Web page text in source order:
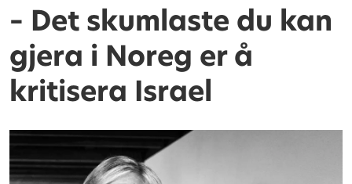
– Det skumlaste du kan
gjera i Noreg er å
kritisera Israel